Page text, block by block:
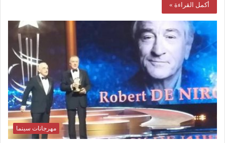
أكمل القراءة »
مهرجانات سينما